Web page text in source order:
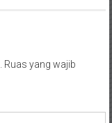
Ruas yang wajib